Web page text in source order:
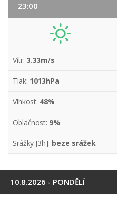
23:00
Vítr: 3.33m/s
Tlak: 1013hPa
Vlhkost: 48%
Oblačnost: 9%
Srážky [3h]: beze srážek
10.8.2026 - PONDĚLÍ